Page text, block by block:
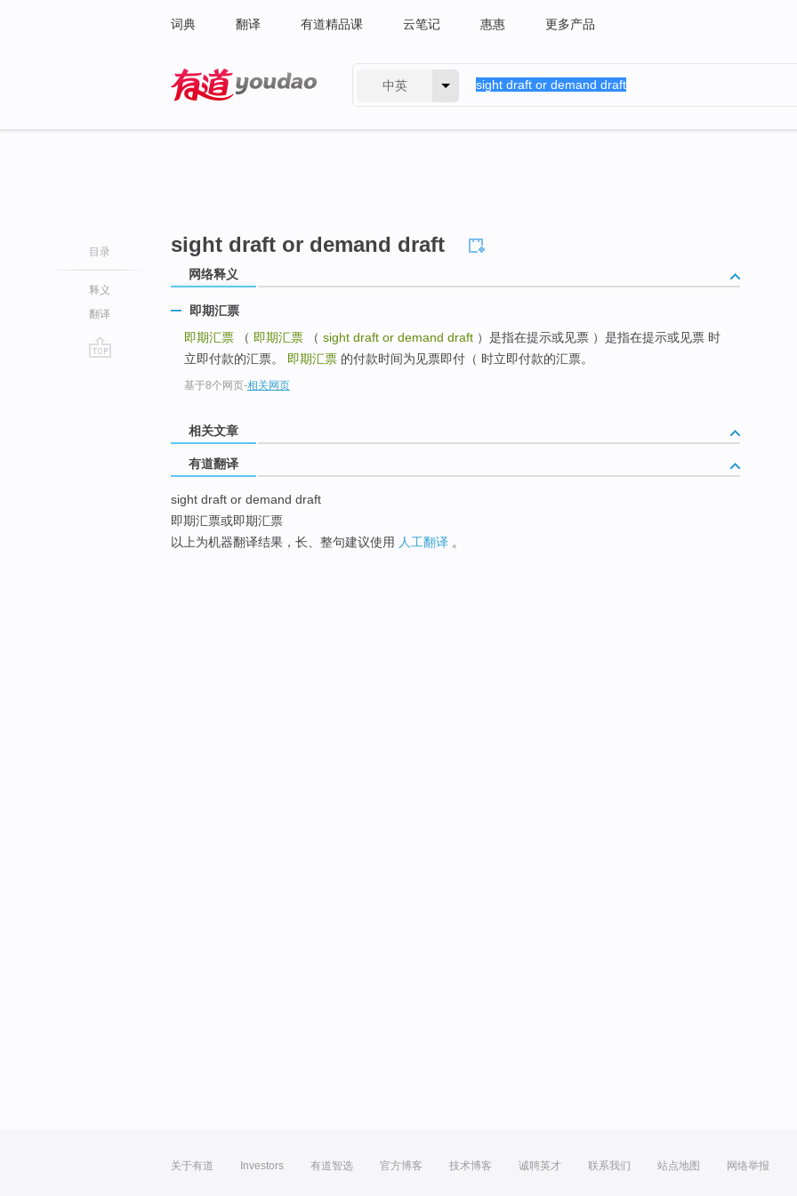
词典 翻译 有道精品课 云笔记 惠惠 更多产品
中英
目录
释义
翻译
sight draft or demand draft
网络释义
即期汇票
即期汇票 （ 即期汇票 （ sight draft or demand draft ）是指在提示或见票 ）是指在提示或见票 时
立即付款的汇票。
即期汇票 的付款时间为见票即付（ 时立即付款的汇票。
基于8个网页-相关网页
相关文章
有道翻译
sight draft or demand draft
即期汇票或即期汇票
以上为机器翻译结果，长、整句建议使用 人工翻译 。
关于有道 Investors 有道智选 官方博客 技术博客 诚聘英才 联系我们 站点地图 网络举报